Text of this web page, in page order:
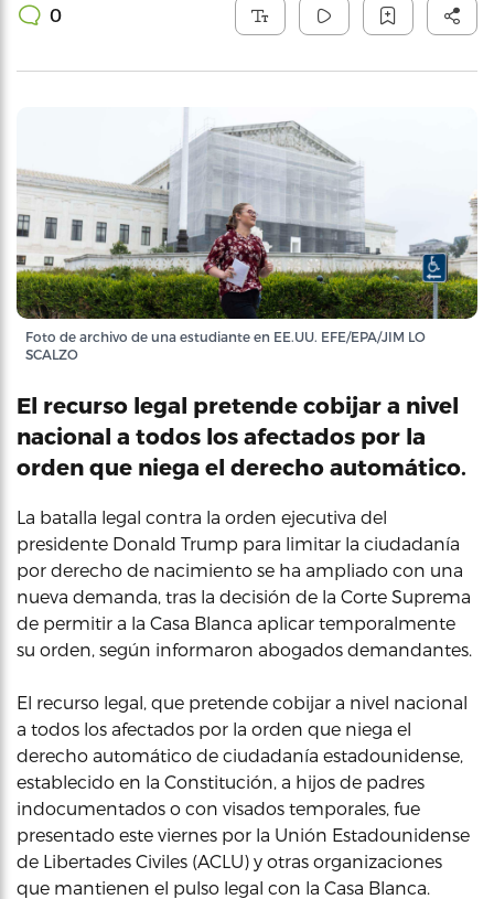
0
Foto de archivo de una estudiante en EE.UU. EFE/EPA/JIM LO
SCALZO
El recurso legal pretende cobijar a nivel
nacional a todos los afectados por la
orden que niega el derecho automático.
La batalla legal contra la orden ejecutiva del
presidente Donald Trump para limitar la ciudadanía
por derecho de nacimiento se ha ampliado con una
nueva demanda, tras la decisión de la Corte Suprema
de permitir a la Casa Blanca aplicar temporalmente
su orden, según informaron abogados demandantes.
El recurso legal, que pretende cobijar a nivel nacional
a todos los afectados por la orden que niega el
derecho automático de ciudadanía estadounidense,
establecido en la Constitución, a hijos de padres
indocumentados o con visados temporales, fue
presentado este viernes por la Unión Estadounidense
de Libertades Civiles (ACLU) y otras organizaciones
que mantienen el pulso legal con la Casa Blanca.